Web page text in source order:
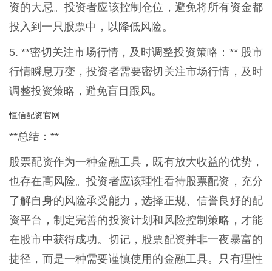
资的大忌。投资者应该控制仓位，避免将所有资金都
投入到一只股票中，以降低风险。
5. **密切关注市场行情，及时调整投资策略：** 股市
行情瞬息万变，投资者需要密切关注市场行情，及时
调整投资策略，避免盲目跟风。
恒信配资官网
**总结：**
股票配资作为一种金融工具，既有放大收益的优势，
也存在高风险。投资者应该理性看待股票配资，充分
了解自身的风险承受能力，选择正规、信誉良好的配
资平台，制定完善的投资计划和风险控制策略，才能
在股市中获得成功。切记，股票配资并非一夜暴富的
捷径，而是一种需要谨慎使用的金融工具。只有理性